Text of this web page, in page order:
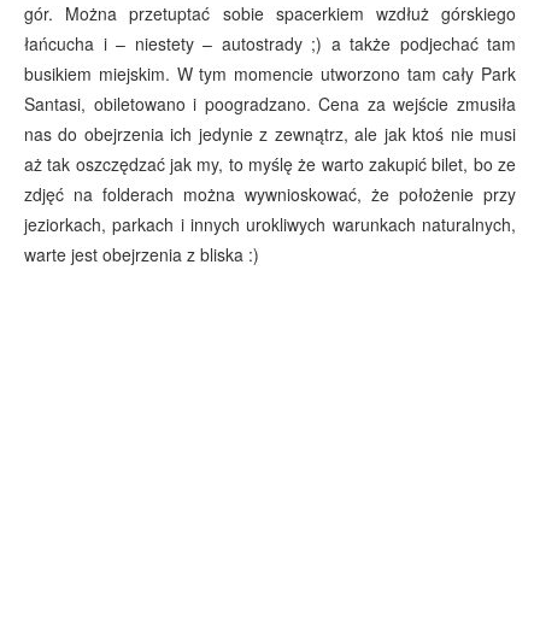
gór. Można przetuptać sobie spacerkiem wzdłuż górskiego
łańcucha i – niestety – autostrady ;) a także podjechać tam
busikiem miejskim. W tym momencie utworzono tam cały Park
Santasi, obiletowano i poogradzano. Cena za wejście zmusiła
nas do obejrzenia ich jedynie z zewnątrz, ale jak ktoś nie musi
aż tak oszczędzać jak my, to myślę że warto zakupić bilet, bo ze
zdjęć na folderach można wywnioskować, że położenie przy
jeziorkach, parkach i innych urokliwych warunkach naturalnych,
warte jest obejrzenia z bliska :)